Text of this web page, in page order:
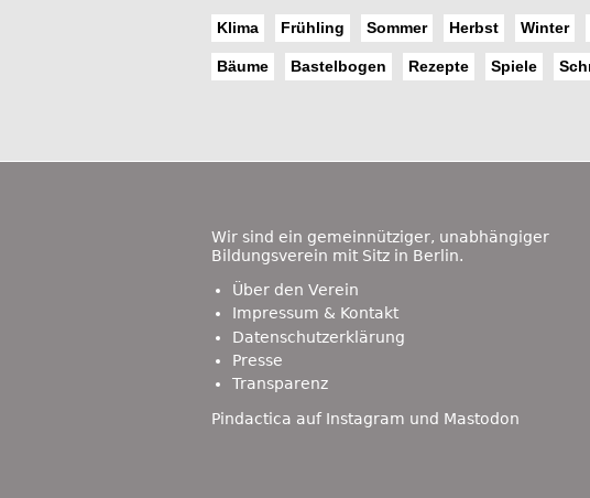
Klima Frühling Sommer Herbst Winter
Bäume Bastelbogen Rezepte Spiele
Footer
Wir sind ein gemeinnütziger, unabhängiger
Bildungsverein mit Sitz in Berlin.
Über den Verein
Impressum & Kontakt
Datenschutzerklärung
Presse
Transparenz
Pindactica auf Instagram und Mastodon